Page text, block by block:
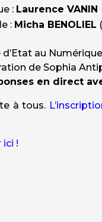
: Laurence VANIN
: Micha BENOLIEL
au
de Sophia
en direct
à tous.
ici !